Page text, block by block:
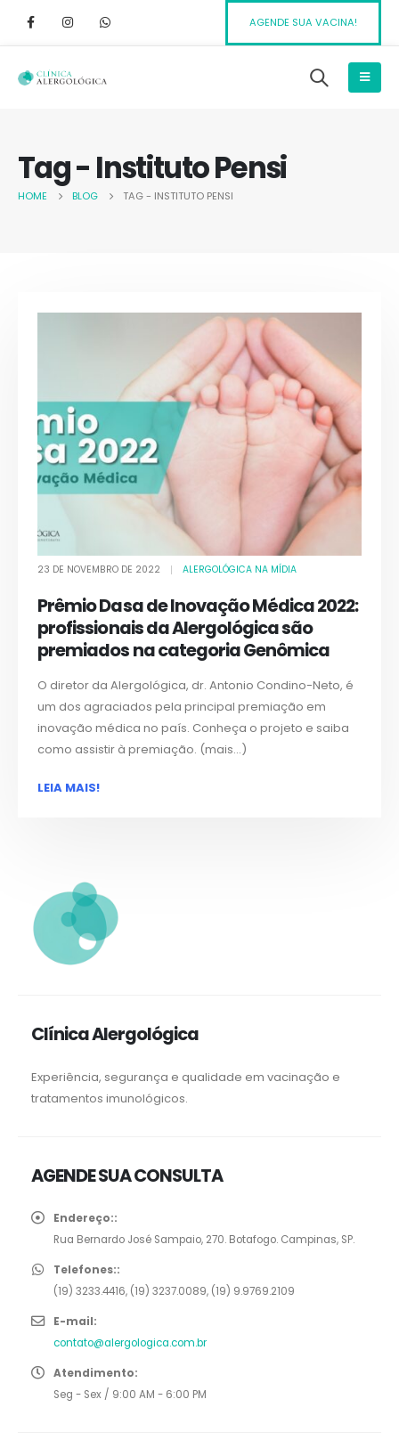
AGENDE SUA VACINA!
Tag - Instituto Pensi
HOME BLOG TAG - INSTITUTO PENSI
23 DE NOVEMBRO DE 2022 ALERGOLÓGICA NA MÍDIA
Prêmio Dasa de Inovação Médica 2022:
profissionais da Alergológica são
premiados na categoria Genômica
O diretor da Alergológica, dr. Antonio Condino-Neto, é
um dos agraciados pela principal premiação em
inovação médica no país. Conheça o projeto e saiba
como assistir à premiação. (mais…)
LEIA MAIS!
Clínica Alergológica
Experiência, segurança e qualidade em vacinação e
tratamentos imunológicos.
AGENDE SUA CONSULTA
Endereço::
Rua Bernardo José Sampaio, 270. Botafogo. Campinas, SP.
Telefones::
(19) 3233.4416, (19) 3237.0089, (19) 9.9769.2109
E-mail:
contato@alergologica.com.br
Atendimento:
Seg - Sex / 9:00 AM - 6:00 PM